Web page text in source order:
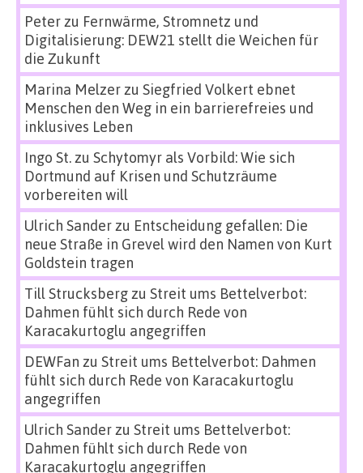
Peterzu Fernwärme, Stromnetz und
Digitalisierung: DEW21 stellt die Weichen für
die Zukunft
Marina Melzerzu Siegfried Volkert ebnet
Menschen den Weg in ein barrierefreies und
inklusives Leben
Ingo St.zu Schytomyr als Vorbild: Wie sich
Dortmund auf Krisen und Schutzräume
vorbereiten will
Ulrich Sanderzu Entscheidung gefallen: Die
neue Straße in Grevel wird den Namen von Kurt
Goldstein tragen
Till Strucksbergzu Streit ums Bettelverbot:
Dahmen fühlt sich durch Rede von
Karacakurtoglu angegriffen
DEWFan zu Streit ums Bettelverbot: Dahmen
fühlt sich durch Rede von Karacakurtoglu
angegriffen
Ulrich Sanderzu Streit ums Bettelverbot:
Dahmen fühlt sich durch Rede von
Karacakurtoglu angegriffen